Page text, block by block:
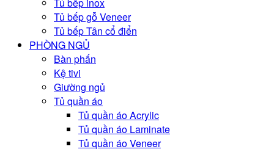
Tủ bếp inox
Tủ bếp gỗ Veneer
Tủ bếp Tân cổ điển
PHÒNG NGỦ
Bàn phấn
Kệ tivi
Giường ngủ
Tủ quần áo
Tủ quần áo Acrylic
Tủ quần áo Laminate
Tủ quần áo Veneer